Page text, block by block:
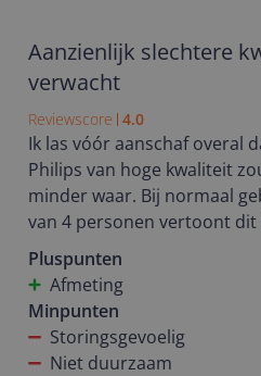
Aanzienlijk slechtere
verwacht
Reviewscore 4.0
Ik las vóór aanschaf overal
Philips van hoge kwaliteit
minder waar. Bij normaal
van 4 personen vertoont
tweede keer kuren.
Het apparaat heeft
moet ik meerdere keren de
opnieuw aansluiten
lukt het pas na 5 à 6 keer
Pluspunten
Afmeting
Minpunten
Storingsgevoelig
Niet duurzaam